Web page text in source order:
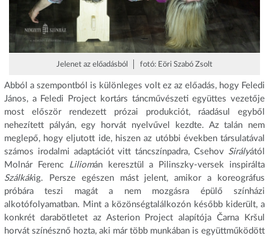
Jelenet az előadásból │ fotó: Eöri Szabó Zsolt
Abból a szempontból is különleges volt ez az előadás, hogy Feledi
János, a Feledi Project kortárs táncművészeti együttes vezetője
most először rendezett prózai produkciót, ráadásul egyből
nehezített pályán, egy horvát nyelvűvel kezdte. Az talán nem
meglepő, hogy eljutott ide, hiszen az utóbbi években társulatával
számos irodalmi adaptációt vitt táncszínpadra, Csehov Sirályától
Molnár Ferenc Liliomán keresztül a Pilinszky-versek inspirálta
Szálkákig. Persze egészen mást jelent, amikor a koreográfus
próbára teszi magát a nem mozgásra épülő színházi
alkotófolyamatban. Mint a közönségtalálkozón később kiderült, a
konkrét darabötletet az Asterion Project alapítója Čarna Kršul
horvát színésznő hozta, aki már több munkában is együttműködött